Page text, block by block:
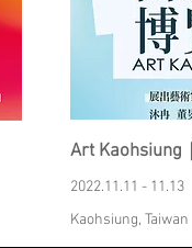
Art Kaohsiung
2022.11.11 - 11.13
Kaohsiung, Taiwan